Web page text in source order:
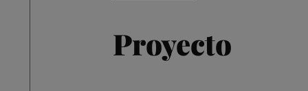
Proyecto